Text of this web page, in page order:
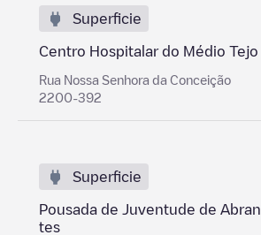
Superficie
Centro Hospitalar do Médio Tejo
Rua Nossa Senhora da Conceição
2200-392
Superficie
Pousada de Juventude de Abran
tes